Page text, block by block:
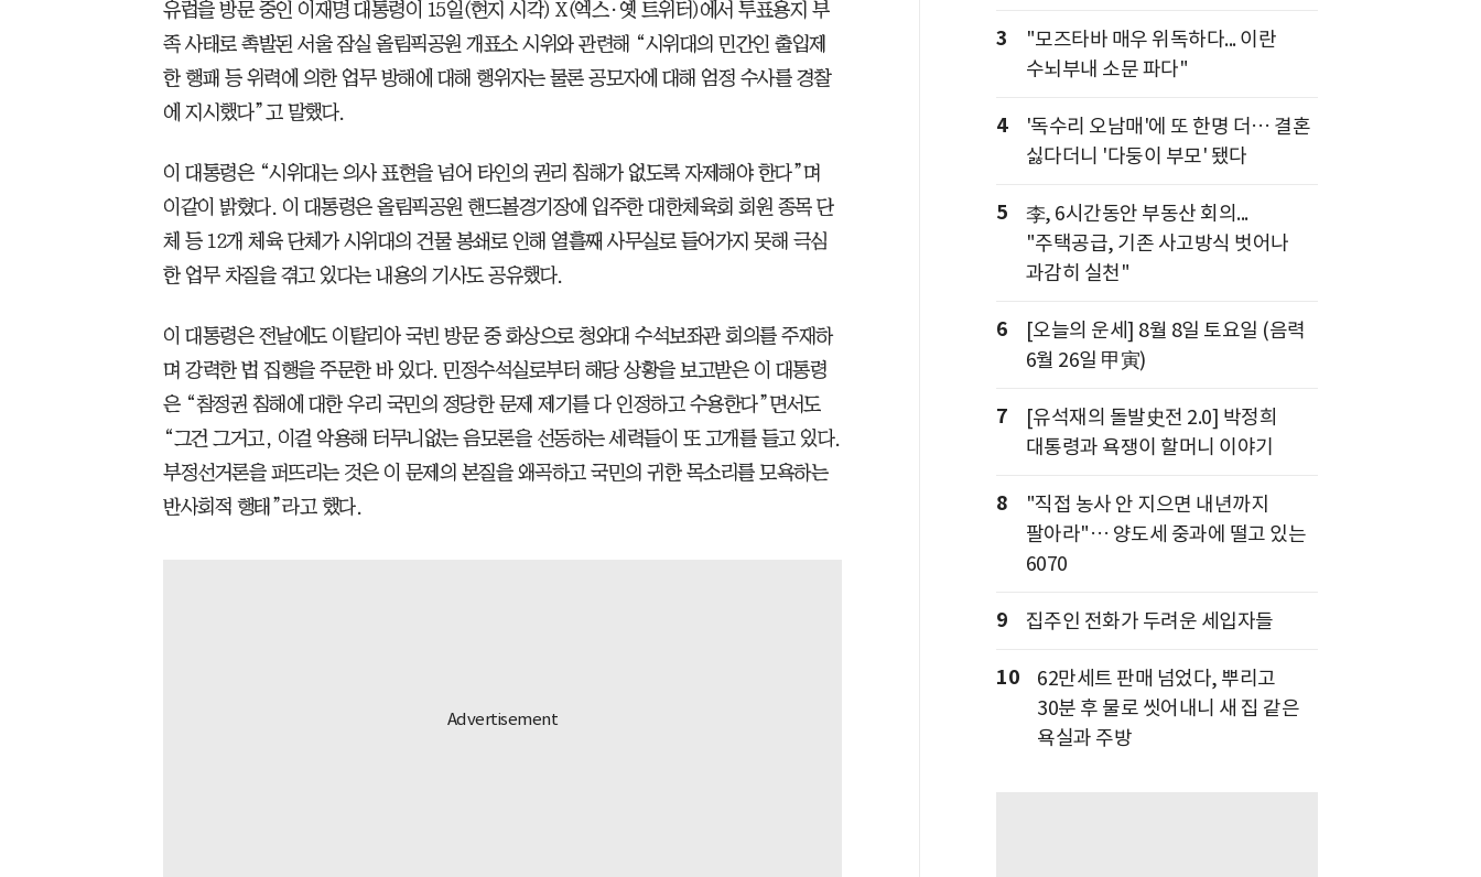
유럽을 방문 중인 이재명 대통령이 15일(현지 시각) X(엑스·옛 트위터)에서 투표용지 부
족 사태로 촉발된 서울 잠실 올림픽공원 개표소 시위와 관련해 “시위대의 민간인 출입제
한 행패 등 위력에 의한 업무 방해에 대해 행위자는 물론 공모자에 대해 엄정 수사를 경찰
에 지시했다”고 말했다.
이 대통령은 “시위대는 의사 표현을 넘어 타인의 권리 침해가 없도록 자제해야 한다”며
이같이 밝혔다. 이 대통령은 올림픽공원 핸드볼경기장에 입주한 대한체육회 회원 종목 단
체 등 12개 체육 단체가 시위대의 건물 봉쇄로 인해 열흘째 사무실로 들어가지 못해 극심
한 업무 차질을 겪고 있다는 내용의 기사도 공유했다.
이 대통령은 전날에도 이탈리아 국빈 방문 중 화상으로 청와대 수석보좌관 회의를 주재하
며 강력한 법 집행을 주문한 바 있다. 민정수석실로부터 해당 상황을 보고받은 이 대통령
은 “참정권 침해에 대한 우리 국민의 정당한 문제 제기를 다 인정하고 수용한다”면서도
“그건 그거고, 이걸 악용해 터무니없는 음모론을 선동하는 세력들이 또 고개를 들고 있다.
부정선거론을 퍼뜨리는 것은 이 문제의 본질을 왜곡하고 국민의 귀한 목소리를 모욕하는
반사회적 행태”라고 했다.
3
"모즈타바 매우 위독하다... 이란
수뇌부내 소문 파다"
4
'독수리 오남매'에 또 한명 더… 결혼
싫다더니 '다둥이 부모' 됐다
5
李, 6시간동안 부동산 회의...
"주택공급, 기존 사고방식 벗어나
과감히 실천"
6
[오늘의 운세] 8월 8일 토요일 (음력
6월 26일 甲寅)
7
[유석재의 돌발史전 2.0] 박정희
대통령과 욕쟁이 할머니 이야기
8
"직접 농사 안 지으면 내년까지
팔아라"… 양도세 중과에 떨고 있는
6070
9 집주인 전화가 두려운 세입자들
10
62만세트 판매 넘었다, 뿌리고
30분 후 물로 씻어내니 새 집 같은
욕실과 주방